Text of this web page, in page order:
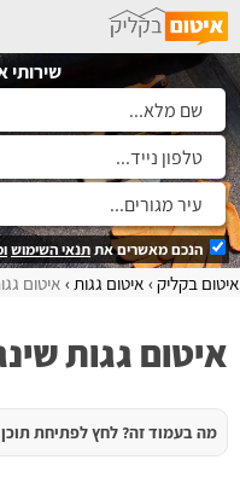
שירותי
הנכם מאשרים אתתנאי השימוש
איטום בקליק איטום גגות איטום
איטום גגות
מה בעמוד זה? לחץ לפתיחת תוכן